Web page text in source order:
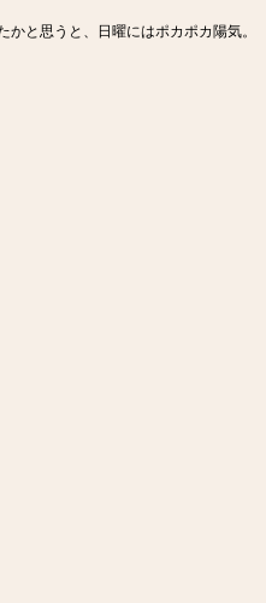
かと思うと、日曜にはポカポカ陽気。